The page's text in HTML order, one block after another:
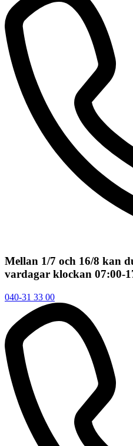
Mellan 1/7 och 16/8 kan
vardagar klockan 07:00-
040-31 33 00